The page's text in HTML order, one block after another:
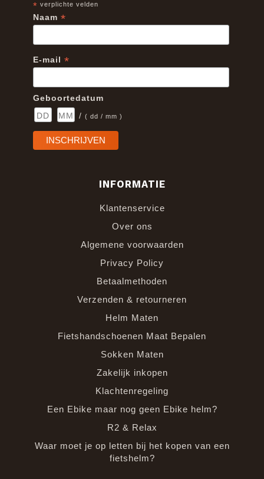
* verplichte velden
Naam *
E-mail *
Geboortedatum
/ ( dd / mm )
INFORMATIE
Klantenservice
Over ons
Algemene voorwaarden
Privacy Policy
Betaalmethoden
Verzenden & retourneren
Helm Maten
Fietshandschoenen Maat Bepalen
Sokken Maten
Zakelijk inkopen
Klachtenregeling
Een Ebike maar nog geen Ebike helm?
R2 & Relax
Waar moet je op letten bij het kopen van een
fietshelm?